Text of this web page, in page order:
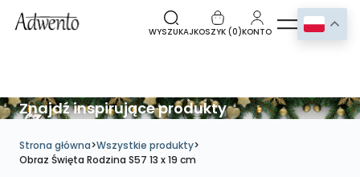
WYSZUKAJKOSZYK (0)KONTO
Znajdź inspirujące produkty
Strona główna>Wszystkie produkty>
Obraz Święta Rodzina S57 13 x 19 cm